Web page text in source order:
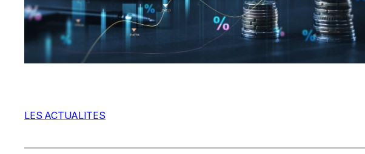
LES ACTUALITES